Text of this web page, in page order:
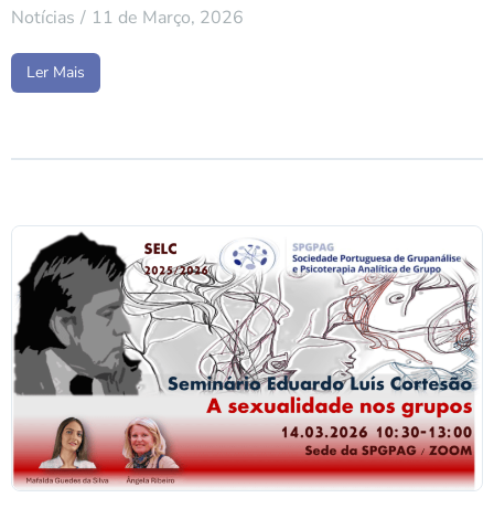
Notícias 11 de Março, 2026
Ler Mais